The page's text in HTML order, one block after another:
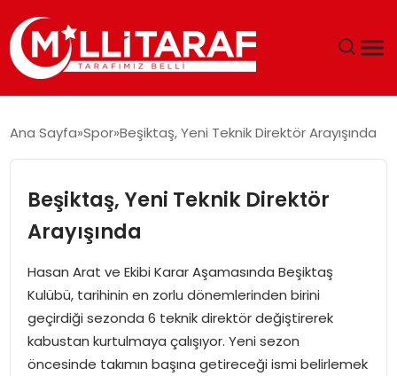
ÖZEL SAYFALAR
TEKNOLOJI
SPOR
SIYASET
Ana Sayfa Spor Beşiktaş, Yeni Teknik Direktör Arayışında
Beşiktaş, Yeni Teknik Direktör
Arayışında
Hasan Arat ve Ekibi Karar Aşamasında Beşiktaş
Kulübü, tarihinin en zorlu dönemlerinden birini
geçirdiği sezonda 6 teknik direktör değiştirerek
kabustan kurtulmaya çalışıyor. Yeni sezon
öncesinde takımın başına getireceği ismi belirlemek